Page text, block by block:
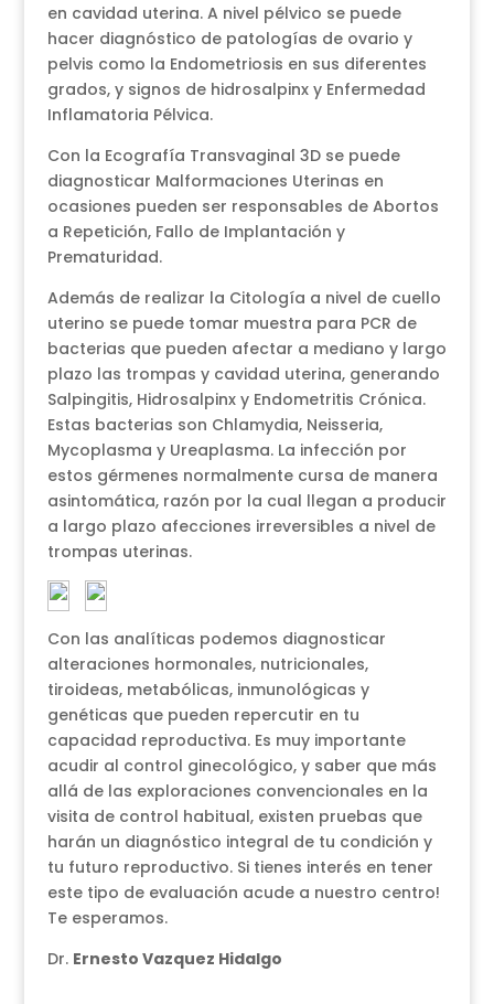
en cavidad uterina. A nivel pélvico se puede
hacer diagnóstico de patologías de ovario y
pelvis como la Endometriosis en sus diferentes
grados, y signos de hidrosalpinx y Enfermedad
Inflamatoria Pélvica.
Con la Ecografía Transvaginal 3D se puede
diagnosticar Malformaciones Uterinas en
ocasiones pueden ser responsables de Abortos
a Repetición, Fallo de Implantación y
Prematuridad.
Además de realizar la Citología a nivel de cuello
uterino se puede tomar muestra para PCR de
bacterias que pueden afectar a mediano y largo
plazo las trompas y cavidad uterina, generando
Salpingitis, Hidrosalpinx y Endometritis Crónica.
Estas bacterias son Chlamydia, Neisseria,
Mycoplasma y Ureaplasma. La infección por
estos gérmenes normalmente cursa de manera
asintomática, razón por la cual llegan a producir
a largo plazo afecciones irreversibles a nivel de
trompas uterinas.
Con las analíticas podemos diagnosticar
alteraciones hormonales, nutricionales,
tiroideas, metabólicas, inmunológicas y
genéticas que pueden repercutir en tu
capacidad reproductiva. Es muy importante
acudir al control ginecológico, y saber que más
allá de las exploraciones convencionales en la
visita de control habitual, existen pruebas que
harán un diagnóstico integral de tu condición y
tu futuro reproductivo. Si tienes interés en tener
este tipo de evaluación acude a nuestro centro!
Te esperamos.
Dr. Ernesto Vazquez Hidalgo